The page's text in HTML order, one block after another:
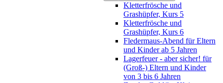
Kletterfrösche und
Grashüpfer, Kurs 5
Kletterfrösche und
Grashüpfer, Kurs 6
Fledermaus-Abend für Eltern
und Kinder ab 5 Jahren
Lagerfeuer - aber sicher! für
(Groß-) Eltern und Kinder
von 3 bis 6 Jahren